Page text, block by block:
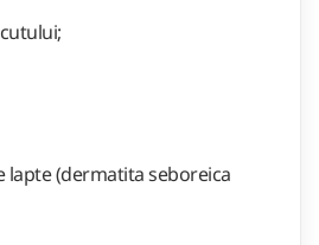
lapte (dermatita seboreica